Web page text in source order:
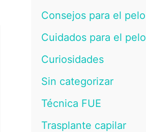
Consejos para el pelo
Cuidados para el pelo
Curiosidades
Sin categorizar
Técnica FUE
Trasplante capilar